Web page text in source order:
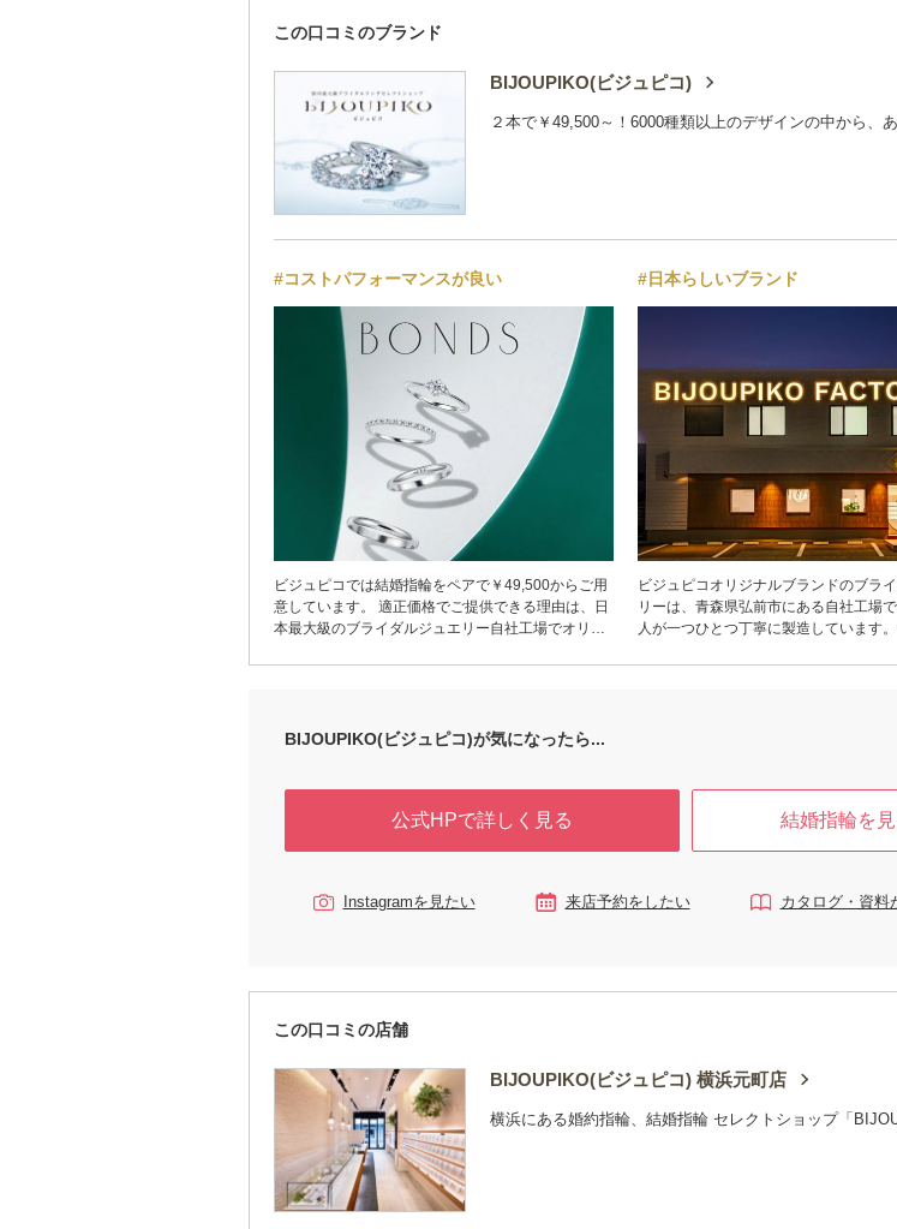
この口コミのブランド
BIJOUPIKO(ビジュピコ)
２本で￥49,500～！6000種類以上のデザインの中から、
#コストパフォーマンスが良い
ビジュピコでは結婚指輪をペアで￥49,500からご用
意しています。 適正価格でご提供できる理由は、日
本最大級のブライダルジュエリー自社工場でオリジ
者を介さずアフターケアまで一貫して自社で行うた
妥協して選びたくない。 ビジュピコは指輪を探すお
#日本らしいブランド
ビジュピコオリジナルブランドのブラ
リーは、青森県弘前市にある自社工場
人が一つひとつ丁寧に製造しています
婚指輪・婚約指輪を、適正価格でご提
ではありません。 ビジュピコの自社工
応。全国の店舗でアフターケアを受けら
様に安心と満足をお届けします。
BIJOUPIKO(ビジュピコ)が気になったら...
公式HPで詳しく見る 結婚指輪を
Instagramを見たい 来店予約をしたい カタログ・資料
この口コミの店舗
BIJOUPIKO(ビジュピコ) 横浜元町店
横浜にある婚約指輪、結婚指輪 セレクトショップ「